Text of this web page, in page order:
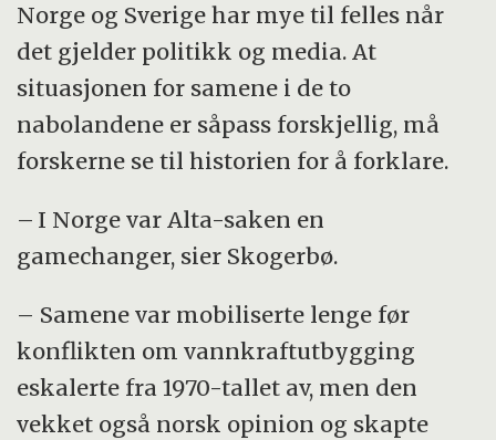
Norge og Sverige har mye til felles når
det gjelder politikk og media. At
situasjonen for samene i de to
nabolandene er såpass forskjellig, må
forskerne se til historien for å forklare.
– I Norge var Alta-saken en
gamechanger, sier Skogerbø.
– Samene var mobiliserte lenge før
konflikten om vannkraftutbygging
eskalerte fra 1970-tallet av, men den
vekket også norsk opinion og skapte